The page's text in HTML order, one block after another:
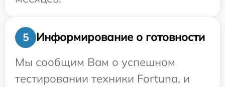
5
Информирование о готовности
Мы сообщим Вам о успешном
тестировании техники Fortuna, и